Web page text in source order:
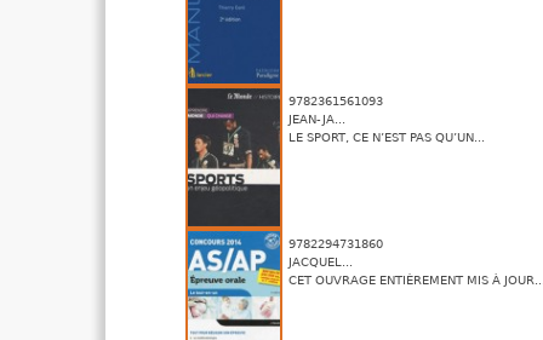
9782361561093
JEAN-JA...
LE SPORT, CE N’EST PAS QU’UN...
9782294731860
JACQUEL...
CET OUVRAGE ENTIÈREMENT MIS À JOUR...